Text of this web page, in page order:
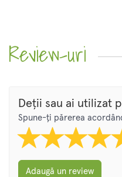
Review-uri
Deții sau ai utilizat
Spune-ți părerea
Adaugă un review